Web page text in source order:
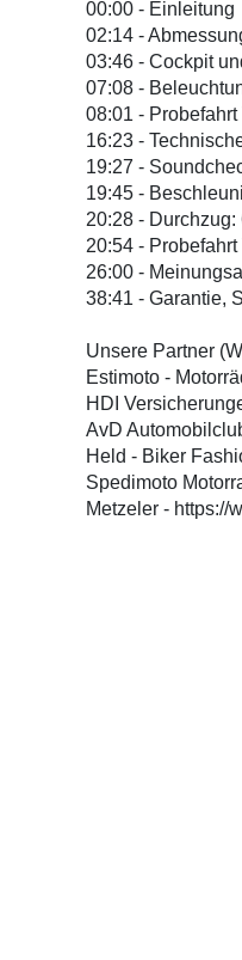
00:00 - Einleitung
02:14 -
03:46 - Cockpit
07:08 -
08:01 - Probefahrt
16:23 -
19:27 -
19:45 -
20:28 - Durchzug:
20:54 -
26:00 -
38:41 - Garantie,
Unsere Partner
Estimoto -
HDI
AvD
Held - Biker
Spedimoto
Metzeler - https://